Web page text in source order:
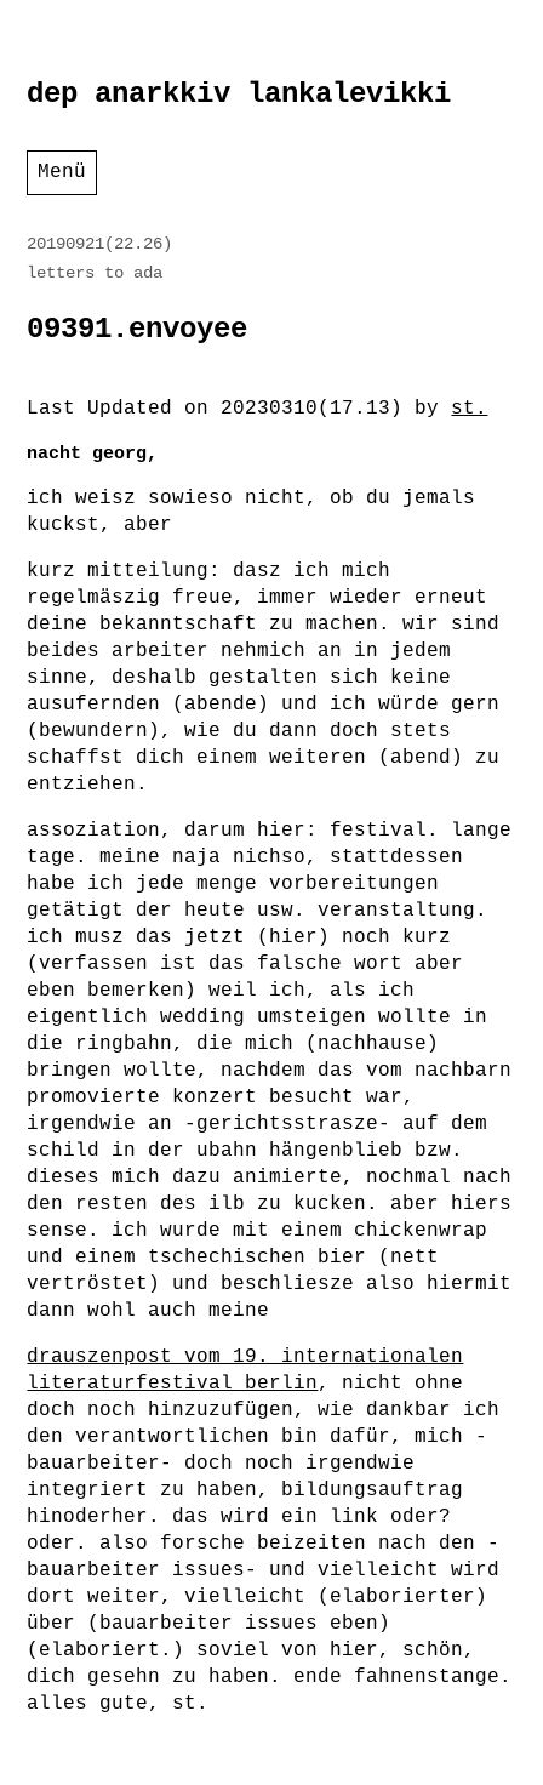
Zum
Inhalt
dep anarkkiv lankalevikki
Menü
20190921(22.26)
letters to ada
09391.envoyee
Last Updated on 20230310(17.13) by st.
nacht georg,
ich weisz sowieso nicht, ob du jemals
kuckst, aber
kurz mitteilung: dasz ich mich
regelmäszig freue, immer wieder erneut
deine bekanntschaft zu machen. wir sind
beides arbeiter nehmich an in jedem
sinne, deshalb gestalten sich keine
ausufernden (abende) und ich würde gern
(bewundern), wie du dann doch stets
schaffst dich einem weiteren (abend) zu
entziehen.
assoziation, darum hier: festival. lange
tage. meine naja nichso, stattdessen
habe ich jede menge vorbereitungen
getätigt der heute usw. veranstaltung.
ich musz das jetzt (hier) noch kurz
(verfassen ist das falsche wort aber
eben bemerken) weil ich, als ich
eigentlich wedding umsteigen wollte in
die ringbahn, die mich (nachhause)
bringen wollte, nachdem das vom nachbarn
promovierte konzert besucht war,
irgendwie an -gerichtsstrasze- auf dem
schild in der ubahn hängenblieb bzw.
dieses mich dazu animierte, nochmal nach
den resten des ilb zu kucken. aber hiers
sense. ich wurde mit einem chickenwrap
und einem tschechischen bier (nett
vertröstet) und beschliesze also hiermit
dann wohl auch meine
drauszenpost vom 19. internationalen
literaturfestival berlin, nicht ohne
doch noch hinzuzufügen, wie dankbar ich
den verantwortlichen bin dafür, mich -
bauarbeiter- doch noch irgendwie
integriert zu haben, bildungsauftrag
hinoderher. das wird ein link oder?
oder. also forsche beizeiten nach den -
bauarbeiter issues- und vielleicht wird
dort weiter, vielleicht (elaborierter)
über (bauarbeiter issues eben)
(elaboriert.) soviel von hier, schön,
dich gesehn zu haben. ende fahnenstange.
alles gute, st.